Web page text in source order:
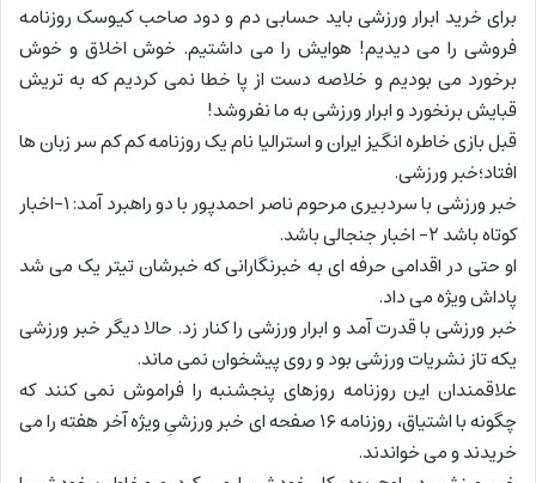
برای خرید ابرار ورزشی باید حسابی دم و دود صاحب کیوسک روزنامه
فروشی را می دیدیم! هوایش را می داشتیم. خوش اخلاق و خوش
برخورد می بودیم و خلاصه دست از پا خطا نمی کردیم که به تریش
قبایش برنخورد و ابرار ورزشی به ما نفروشد!
قبل بازی خاطره انگیز ایران و استرالیا نام یک روزنامه کم کم سر زبان ها
افتاد؛خبر ورزشی.
خبر ورزشی با سردبیری مرحوم ناصر احمدپور با دو راهبرد آمد: ۱-اخبار
کوتاه باشد ۲- اخبار جنجالی باشد.
او حتی در اقدامی حرفه ای به خبرنگارانی که خبرشان تیتر یک می شد
پاداش ویژه می داد.
خبر ورزشی با قدرت آمد و ابرار ورزشی را کنار زد. حالا دیگر خبر ورزشی
یکه تاز نشریات ورزشی بود و روی پیشخوان نمی ماند.
علاقمندان این روزنامه روزهای پنجشنبه را فراموش نمی کنند که
چگونه با اشتیاق، روزنامه ۱۶ صفحه ای خبر ورزشیِ ویژه آخر هفته را می
خریدند و می خواندند.